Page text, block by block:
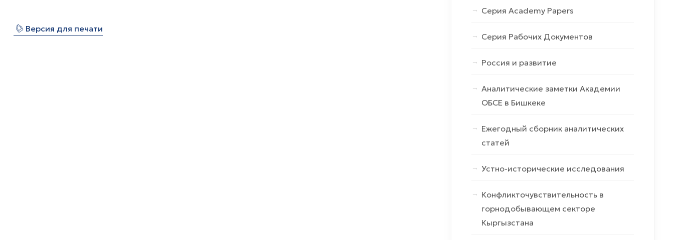
⎙ Версия для печати
Серия Academy Papers
Серия Рабочих Документов
Россия и развитие
Аналитические заметки Академии
ОБСЕ в Бишкеке
Ежегодный сборник аналитических
статей
Устно-исторические исследования
Конфликточувствительность в
горнодобывающем секторе
Кыргызстана